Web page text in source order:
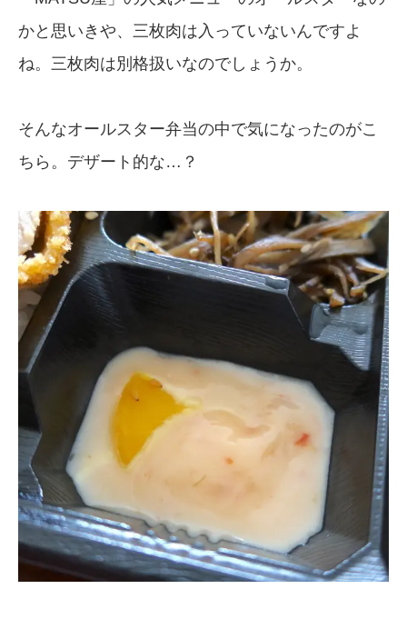
かと思いきや、三枚肉は入っていないんですよ
ね。三枚肉は別格扱いなのでしょうか。
そんなオールスター弁当の中で気になったのがこ
ちら。デザート的な…？